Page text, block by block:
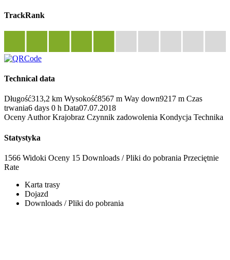
TrackRank
Technical data
Długość313,2 km Wysokość8567 m Way down9217 m Czas
trwania6 days 0 h Data07.07.2018
Oceny Author Krajobraz Czynnik zadowolenia Kondycja Technika
Statystyka
1566 Widoki Oceny 15 Downloads / Pliki do pobrania Przeciętnie
Rate
Karta trasy
Dojazd
Downloads / Pliki do pobrania